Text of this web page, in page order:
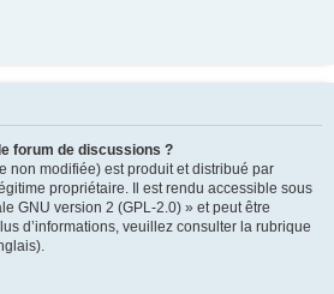
forum de discussions ?
non modifiée) est produit et distribué par
propriétaire. Il est rendu accessible sous
GNU version 2 (GPL-2.0) » et peut être
d’informations, veuillez consulter la rubrique